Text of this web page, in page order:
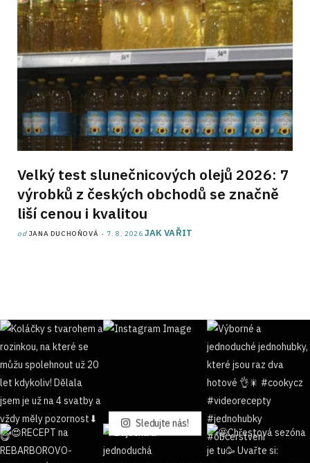
Velký test slunečnicových olejů 2026: 7
výrobků z českých obchodů se značně
liší cenou i kvalitou
od JANA DUCHOŇOVÁ 7. 8. 2026 JAK VAŘIT
Sledujte nás!